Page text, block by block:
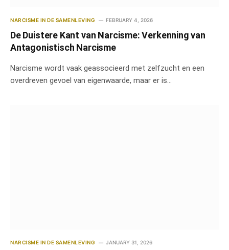
NARCISME IN DE SAMENLEVING FEBRUARY 4, 2026
De Duistere Kant van Narcisme: Verkenning van
Antagonistisch Narcisme
Narcisme wordt vaak geassocieerd met zelfzucht en een
overdreven gevoel van eigenwaarde, maar er is…
NARCISME IN DE SAMENLEVING JANUARY 31, 2026